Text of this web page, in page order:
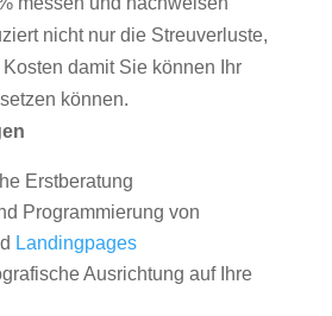
nicht nur die Streuverluste,
damit Sie können Ihr
können.
Erstberatung
Programmierung von
Landingpages
Ausrichtung auf Ihre